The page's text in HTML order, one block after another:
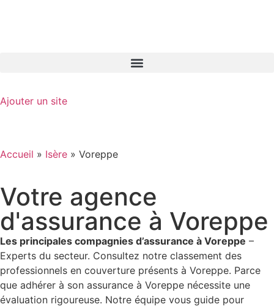
Ajouter un site
Accueil » Isère » Voreppe
Votre agence
d'assurance à Voreppe
Les principales compagnies d’assurance à Voreppe –
Experts du secteur. Consultez notre classement des
professionnels en couverture présents à Voreppe. Parce
que adhérer à son assurance à Voreppe nécessite une
évaluation rigoureuse. Notre équipe vous guide pour